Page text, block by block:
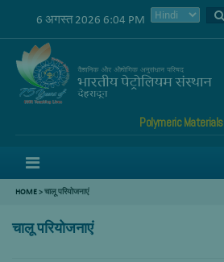
6 अगस्त 2026 6:04 PM
Polymeric Materials
HOME>चालू परियोजनाएं
चालू परियोजनाएं